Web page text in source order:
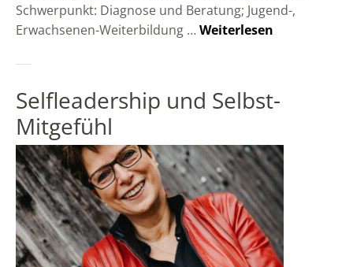
Schwerpunkt: Diagnose und Beratung; Jugend-,
Erwachsenen-Weiterbildung …Weiterlesen
Selfleadership und Selbst-
Mitgefühl